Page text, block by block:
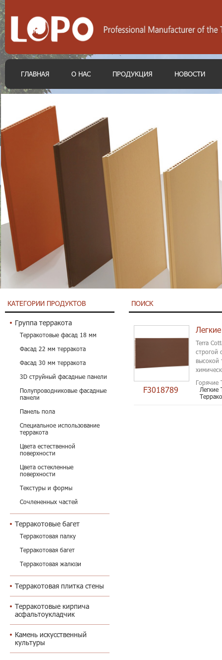
ГЛАВНАЯ О НАС ПРОДУКЦИЯ НОВОСТИ
КАТЕГОРИИ ПРОДУКТОВ
Группа терракота
Терракотовые фасад 18 мм
Фасад 22 мм терракота
Фасад 30 мм терракота
3D струйный фасадные панели
Полупроводниковые фасадные
панели
Панель пола
Специальное использование
терракота
Цвета естественной
поверхности
Цвета остекленные
поверхности
Текстуры и формы
Сочлененных частей
Терракотовые багет
Терракотовая палку
Терракотовая багет
Терракотовая жалюзи
Терракотовая плитка стены
Терракотовые кирпича
асфальтоукладчик
Камень искусственный
культуры
ПОИСК
F3018789
Terra
строгой
высокой
Горячие
Легкие